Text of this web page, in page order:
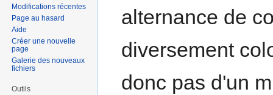
alternance de
diversement
donc pas d'un
Modifications récentes
Page au hasard
Aide
Créer une nouvelle
page
Galerie des nouveaux
fichiers
Outils